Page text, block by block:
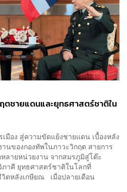
ตชายแดนและยุทธศาสตร์ชาติใน
อง สู่ความขัดแย้งชายแดน เบื้องหลัง
านของกองทัพในภาวะวิกฤต สายการ
ายหน่วยงาน จากสมรภูมิสู่โต๊ะ
ภาคี ยุทธศาสตร์ชาติในโลกที่
ตหลังเกษียณ เมื่อปลายเดือน